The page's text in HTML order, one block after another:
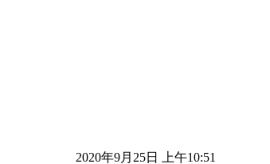
2020年9月25日 上午10:51